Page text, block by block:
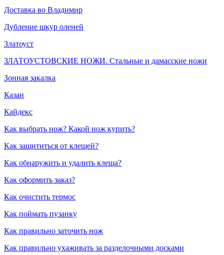
Доставка во Владимир
Дубление шкур оленей
Златоуст
ЗЛАТОУСТОВСКИЕ НОЖИ. Стальные и дамасские ножи
Зонная закалка
Казан
Кайдекс
Как выбрать нож? Какой нож купить?
Как защититься от клещей?
Как обнаружить и удалить клеща?
Как оформить заказ?
Как очистить термос
Как поймать пузанку
Как правильно заточить нож
Как правильно ухаживать за разделочными досками